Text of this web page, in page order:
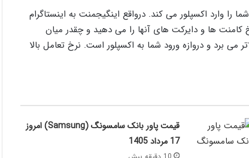
را وارد اکسپلور می کند. درواقع اینگیجمنت به اینستاگرام
ها و دایرکت های آنها را می دهید و چقدر میان
می برد و دروازه ورود شما به اکسپلور است. نرخ تعامل بالا
قیمت پاور بانک سامسونگ (Samsung) امروز
17 مرداد 1405